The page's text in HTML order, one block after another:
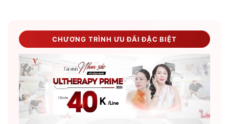
CHƯƠNG TRÌNH ƯU ĐÃI ĐẶC BIỆT